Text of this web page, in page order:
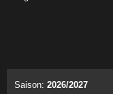
Saison: 2026/2027